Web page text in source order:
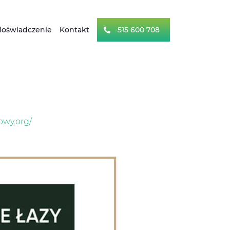
Kontakt 515 600 708